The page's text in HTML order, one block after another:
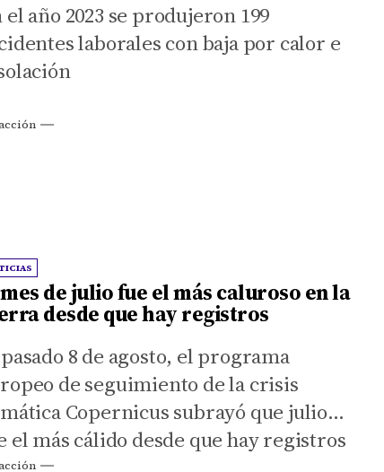
el año 2023 se produjeron 199
laborales con baja por calor e
de julio fue el más caluroso en la
desde que hay registros
8 de agosto, el programa
de seguimiento de la crisis
Copernicus subrayó que julio
el más cálido desde que hay registros